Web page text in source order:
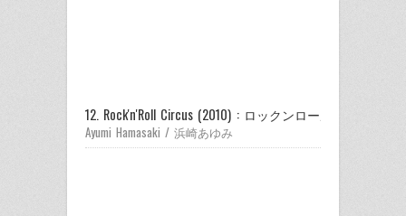
12. Rock'n'Roll Circus (2010) : ロックンロール・サーカス
Ayumi Hamasaki / 浜崎あゆみ